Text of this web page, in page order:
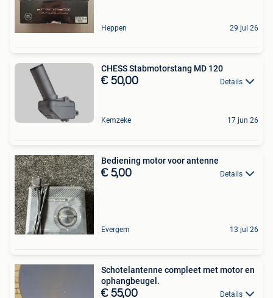
Heppen 29 jul 26
CHESS Stabmotorstang MD 120
€ 50,00 Details
Kemzeke 17 jun 26
Bediening motor voor antenne
€ 5,00 Details
Evergem 13 jul 26
Schotelantenne compleet met motor en
ophangbeugel.
€ 55,00 Details